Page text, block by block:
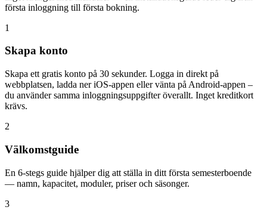
första inloggning till första bokning.
1
Skapa konto
Skapa ett gratis konto på 30 sekunder. Logga in direkt på
webbplatsen, ladda ner iOS-appen eller vänta på Android-appen –
du använder samma inloggningsuppgifter överallt. Inget kreditkort
krävs.
2
Välkomstguide
En 6-stegs guide hjälper dig att ställa in ditt första semesterboende
— namn, kapacitet, moduler, priser och säsonger.
3